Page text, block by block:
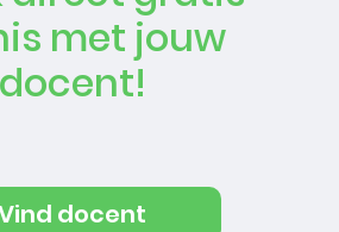
met jouw
docent!
docent